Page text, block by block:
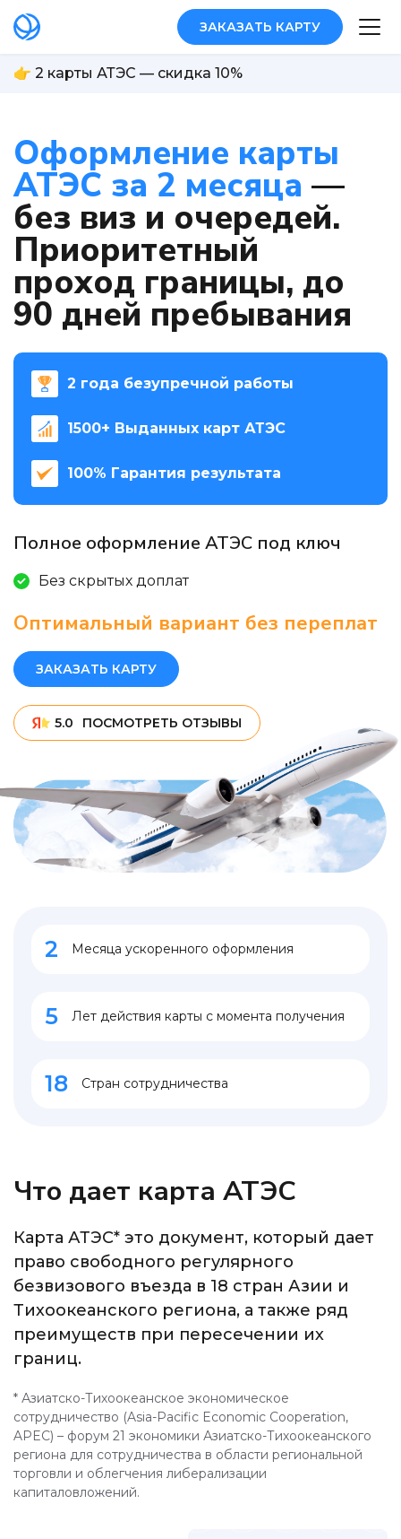
👉 2 карты АТЭС — скидка 10%
ЗАКАЗАТЬ КАРТУ
2 года безупречной работы
1500+ Выданных карт АТЭС
100% Гарантия результата
Оформление карты
АТЭС за 2 месяца —
без виз и очередей.
Приоритетный
проход границы, до
90 дней пребывания
Полное оформление АТЭС под ключ
Без скрытых доплат
Оптимальный вариант без переплат
ЗАКАЗАТЬ КАРТУ
5.0 ПОСМОТРЕТЬ ОТЗЫВЫ
2 Месяца ускоренного оформления
5 Лет действия карты с момента получения
18 Стран сотрудничества
Что дает карта АТЭС
Карта АТЭС* это документ, который дает
право свободного регулярного
безвизового въезда в 18 стран Азии и
Тихоокеанского региона, а также ряд
преимуществ при пересечении их
границ.
* Азиатско-Тихоокеанское экономическое
сотрудничество (Asia-Pacific Economic Cooperation,
APEC) – форум 21 экономики Азиатско-Тихоокеанского
региона для сотрудничества в области региональной
торговли и облегчения либерализации
капиталовложений.